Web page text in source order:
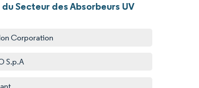
Secteur des Absorbeurs UV
Corporation
S.p.A